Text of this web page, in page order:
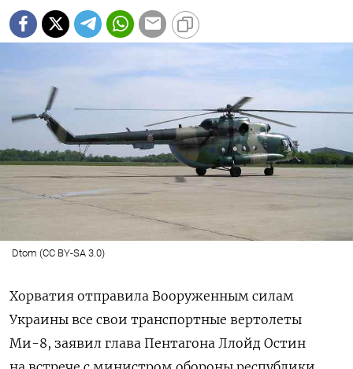
Dtom (CC BY-SA 3.0)
Хорватия отправила Вооруженным силам
Украины все свои транспортные вертолеты
Ми-8, заявил глава Пентагона Ллойд Остин